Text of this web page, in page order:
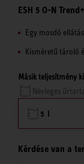
ESH 5 O-N
Egy mosdó
Kisméretű tároló
Másik teljesítmény
Névleges
5 l
Kérdése van a